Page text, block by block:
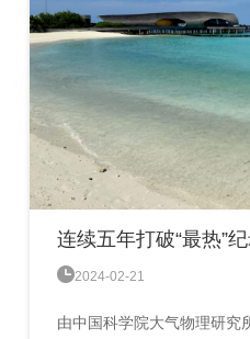
2024-02-21
由中国科学院大气物理研究